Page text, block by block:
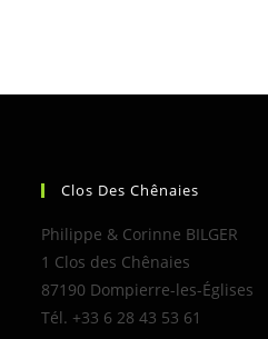
Clos Des Chênaies
Philippe & Corinne BILGER
1 Clos des Chênaies
87190 Dompierre-les-Églises
Tél. +33 6 28 43 53 61